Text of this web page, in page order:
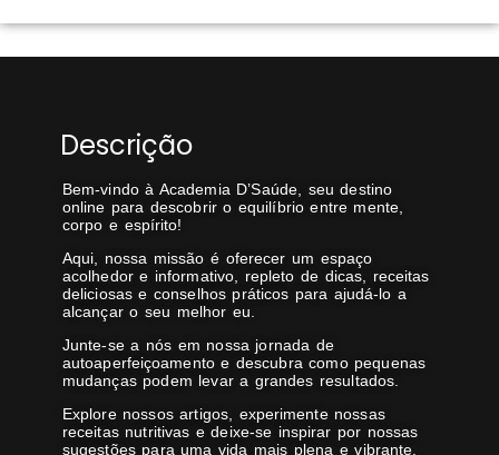
Descrição
Bem-vindo à Academia D’Saúde, seu destino
online para descobrir o equilíbrio entre mente,
corpo e espírito!
Aqui, nossa missão é oferecer um espaço
acolhedor e informativo, repleto de dicas, receitas
deliciosas e conselhos práticos para ajudá-lo a
alcançar o seu melhor eu.
Junte-se a nós em nossa jornada de
autoaperfeiçoamento e descubra como pequenas
mudanças podem levar a grandes resultados.
Explore nossos artigos, experimente nossas
receitas nutritivas e deixe-se inspirar por nossas
sugestões para uma vida mais plena e vibrante.